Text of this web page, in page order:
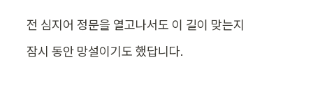
전 심지어 정문을 열고나서도 이 길이 맞는지
잠시 동안 망설이기도 했답니다.